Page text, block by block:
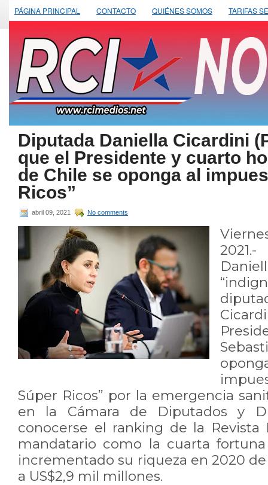
PÁGINA PRINCIPAL CONTACTO QUIÉNES SOMOS TARIFAS
Diputada Daniella Cicardini
que el Presidente y cuarto
de Chile se oponga al
Ricos”
abril 09, 2021 No comments
Súper Ricos” por la emergencia
en la Cámara de Diputados y
conocerse el ranking de la Revista
mandatario como la cuarta
incrementado su riqueza en 2020
a US$2,9 mil millones.